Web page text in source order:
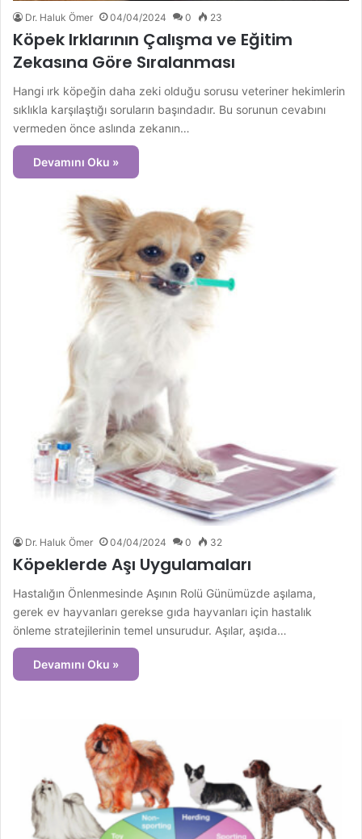
Dr. Haluk Ömer 04/04/2024 0 23
Köpek Irklarının Çalışma ve Eğitim
Zekasına Göre Sıralanması
Hangi ırk köpeğin daha zeki olduğu sorusu veteriner hekimlerin
sıklıkla karşılaştığı soruların başındadır. Bu sorunun cevabını
vermeden önce aslında zekanın…
Devamını Oku »
Dr. Haluk Ömer 04/04/2024 0 32
Köpeklerde Aşı Uygulamaları
Hastalığın Önlenmesinde Aşının Rolü Günümüzde aşılama,
gerek ev hayvanları gerekse gıda hayvanları için hastalık
önleme stratejilerinin temel unsurudur. Aşılar, aşıda…
Devamını Oku »